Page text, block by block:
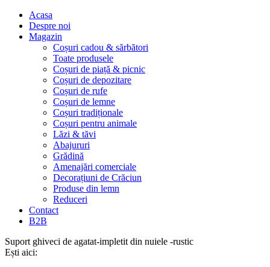
Acasa
Despre noi
Magazin
Coșuri cadou & sărbători
Toate produsele
Coșuri de piață & picnic
Coșuri de depozitare
Coșuri de rufe
Coșuri de lemne
Coșuri tradiționale
Coșuri pentru animale
Lăzi & tăvi
Abajururi
Grădină
Amenajări comerciale
Decorațiuni de Crăciun
Produse din lemn
Reduceri
Contact
B2B
Suport ghiveci de agatat-impletit din nuiele -rustic
Ești aici: